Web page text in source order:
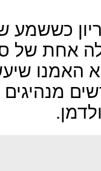
כששמע
אחת של
מנהיגים